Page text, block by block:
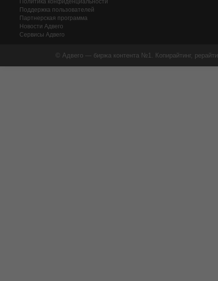
Политика конфиденциальности
Поддержка пользователей
Партнерская программа
Новости Адвего
Сервисы Адвего
© Адвего — биржа контента №1. Копирайтинг,